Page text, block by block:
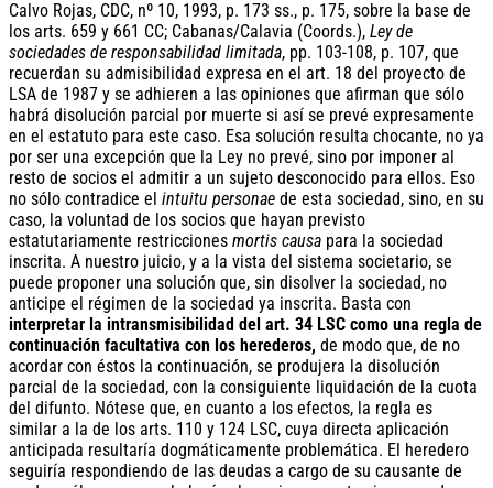
Calvo Rojas, CDC, nº 10, 1993, p. 173 ss., p. 175, sobre la base de
los arts. 659 y 661 CC; Cabanas/Calavia (Coords.), Ley de
sociedades de responsabilidad limitada, pp. 103-108, p. 107, que
recuerdan su admisibilidad expresa en el art. 18 del proyecto de
LSA de 1987 y se adhieren a las opiniones que afirman que sólo
habrá disolución parcial por muerte si así se prevé expresamente
en el estatuto para este caso. Esa solución resulta chocante, no ya
por ser una excepción que la Ley no prevé, sino por imponer al
resto de socios el admitir a un sujeto desconocido para ellos. Eso
no sólo contradice el intuitu personae de esta sociedad, sino, en su
caso, la voluntad de los socios que hayan previsto
estatutariamente restricciones mortis causa para la sociedad
inscrita. A nuestro juicio, y a la vista del sistema societario, se
puede proponer una solución que, sin disolver la sociedad, no
anticipe el régimen de la sociedad ya inscrita. Basta con
interpretar la intransmisibilidad del art. 34 LSC como una regla de
continuación facultativa con los herederos, de modo que, de no
acordar con éstos la continuación, se produjera la disolución
parcial de la sociedad, con la consiguiente liquidación de la cuota
del difunto. Nótese que, en cuanto a los efectos, la regla es
similar a la de los arts. 110 y 124 LSC, cuya directa aplicación
anticipada resultaría dogmáticamente problemática. El heredero
seguiría respondiendo de las deudas a cargo de su causante de